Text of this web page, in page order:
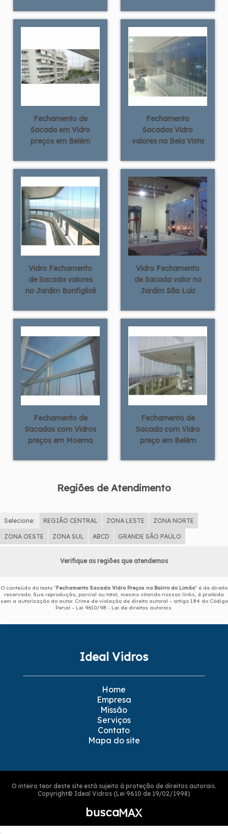
Fechamento de
Sacada em Vidro
preços em Belém
Fechamento
Sacadas Vidro
valores na Bela Vista
Vidro Fechamento
de Sacada valores
no Jardim Bonfiglioli
Vidro Fechamento
de Sacada valor no
Jardim São Luiz
Fechamento de
Sacadas com Vidros
preços em Moema
Fechamento de
Sacada com Vidro
preço em Belém
Regiões de Atendimento
Selecione: REGIÃO CENTRAL ZONA LESTE ZONA NORTE
ZONA OESTE ZONA SUL ABCD GRANDE SÃO PAULO
Verifique as regiões que atendemos
O conteúdo do texto "Fechamento Sacada Vidro Preços no Bairro do Limão" é de direito
reservado. Sua reprodução, parcial ou total, mesmo citando nossos links, é proibida
sem a autorização do autor. Crime de violação de direito autoral – artigo 184 do Código
Penal – Lei 9610/98 - Lei de direitos autorais.
Ideal Vidros
Home
Empresa
Missão
Serviços
Contato
Mapa do site
O inteiro teor deste site está sujeito à proteção de direitos autorais.
Copyright© Ideal Vidros (Lei 9610 de 19/02/1998)